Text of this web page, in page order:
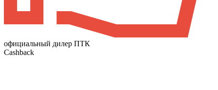
официальный дилер ПТК
Cashback